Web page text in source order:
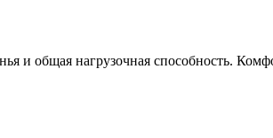
и общая нагрузочная способность.